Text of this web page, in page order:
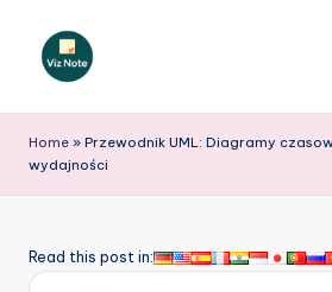
iz
N
t
Home » Przewodnik UML: Diagramy
wydajności
Read this post in: